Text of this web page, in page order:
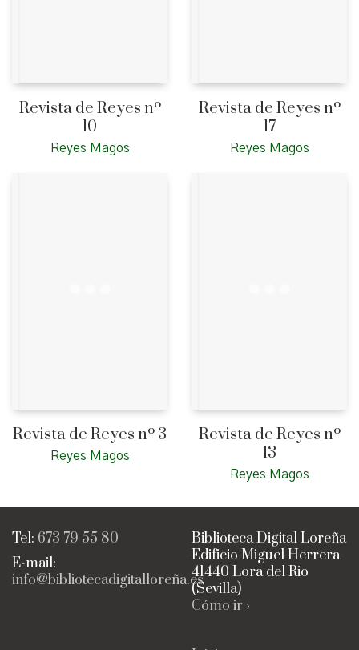
Revista de Reyes nº
10
Reyes Magos
Revista de Reyes nº
17
Reyes Magos
Revista de Reyes nº 3
Reyes Magos
Revista de Reyes nº
13
Reyes Magos
Tel: 673 79 55 80
E-mail:
info@bibliotecadigitalloreña.es
Biblioteca Digital Loreña
Edificio Miguel Herrera
41440 Lora del Rio
(Sevilla)
Cómo ir ›